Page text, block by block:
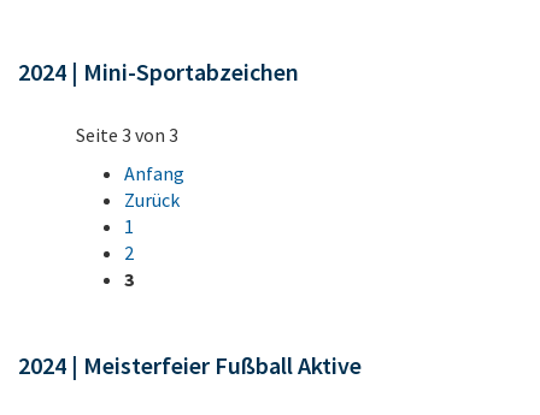
2024 | Mini-Sportabzeichen
Seite 3 von 3
Anfang
Zurück
1
2
3
2024 | Meisterfeier Fußball Aktive